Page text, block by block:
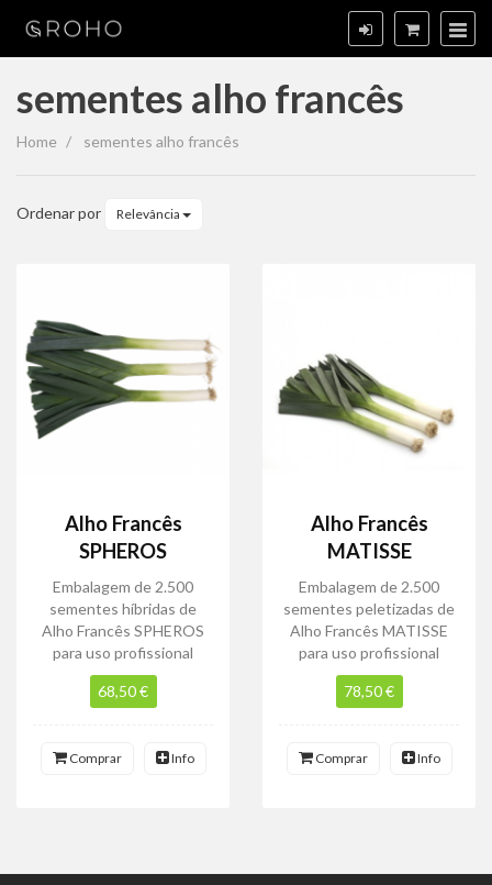
sementes alho francês
sementes
francês
Home sementes alho francês
Ordenar por Relevância
Alho Francês
SPHEROS
Embalagem de 2.500
sementes híbridas de
Alho Francês SPHEROS
para uso profissional
68,50 €
Comprar Info
Alho Francês
MATISSE
Embalagem de 2.500
sementes peletizadas de
Alho Francês MATISSE
para uso profissional
78,50 €
Comprar Info